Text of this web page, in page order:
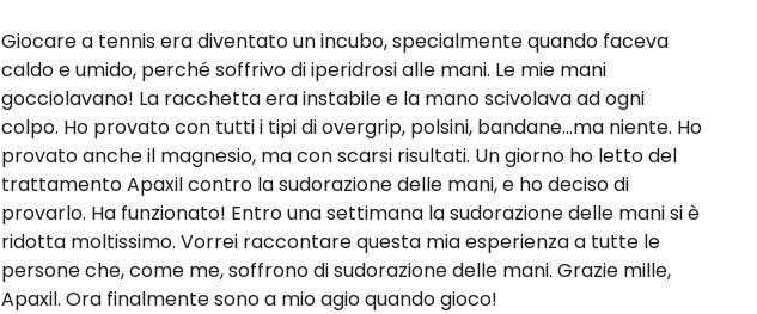
Giocare a tennis era diventato un incubo, specialmente quando faceva
caldo e umido, perché soffrivo di iperidrosi alle mani. Le mie mani
gocciolavano! La racchetta era instabile e la mano scivolava ad ogni
colpo. Ho provato con tutti i tipi di overgrip, polsini, bandane...ma niente. Ho
provato anche il magnesio, ma con scarsi risultati. Un giorno ho letto del
trattamento Apaxil contro la sudorazione delle mani, e ho deciso di
provarlo. Ha funzionato! Entro una settimana la sudorazione delle mani si è
ridotta moltissimo. Vorrei raccontare questa mia esperienza a tutte le
persone che, come me, soffrono di sudorazione delle mani. Grazie mille,
Apaxil. Ora finalmente sono a mio agio quando gioco!